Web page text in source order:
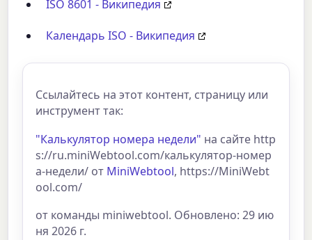
ISO 8601 - Википедия
Календарь ISO - Википедия
Ссылайтесь на этот контент, страницу или
инструмент так:
"Калькулятор номера недели" на сайте http
s://ru.miniWebtool.com/калькулятор-номер
а-недели/ от MiniWebtool, https://MiniWebt
ool.com/
от команды miniwebtool. Обновлено: 29 ию
ня 2026 г.